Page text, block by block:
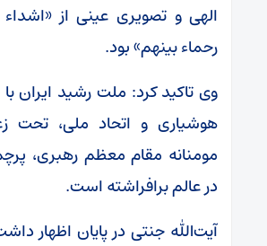
الهی و تصویری عینی از «اشداء
رحماء بینهم» بود.
وی تاکید کرد: ملت رشید ایران
هوشیاری و اتحاد ملی، تحت
مومنانه مقام معظم رهبری،
در عالم برافراشته است.
آیت‌الله جنتی در پایان اظهار